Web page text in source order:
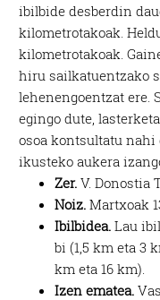
ibilbide desberdin
kilometrotakoak.
kilometrotakoak.
hiru sailkatuentzako
lehenengoentzat ere.
egingo dute,
osoa kontsultatu
ikusteko aukera
Zer. V. Donostia
Noiz. Martxoak
Ibilbidea. Lau
bi (1,5 km eta 3
km eta 16 km).
Izen ematea.